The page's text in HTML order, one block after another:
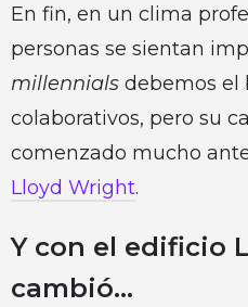
En fin, en un clima
personas se sientan
millennials debemos el
colaborativos, pero su
comenzado mucho
Lloyd Wright.
Y con el edificio
cambió…